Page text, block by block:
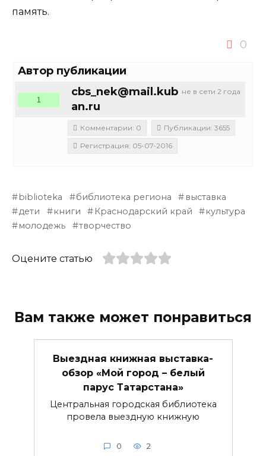
память.
0
Автор публикации
не в сети 2 года
cbs_nek@mail.kub
an.ru
1
Комментарии: 0
Публикации: 3655
Регистрация: 05-07-2016
biblioteka библиотека региона
выставка
дети
книги Краснодарский край
культура
молодежь
творчество
Оцените статью
Вам также может понравиться
Выездная книжная выставка-
обзор «Мой город – белый
парус Татарстана»
Центральная городская библиотека
провела выездную книжную
0 2